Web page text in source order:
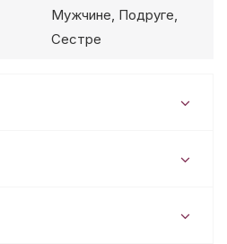
Мужчине, Подруге,
Сестре